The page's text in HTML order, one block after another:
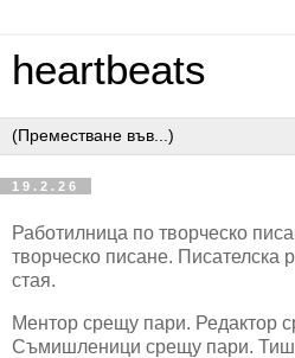
heartbeats
19.2.26
Работилница по творческо
творческо писане. Писателска
стая.
Ментор срещу пари. Редактор
Съмишленици срещу пари.